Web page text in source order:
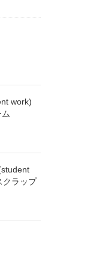
work)
クラップ